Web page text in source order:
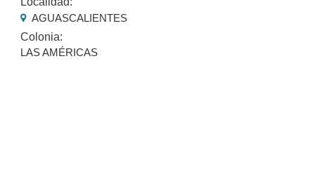
AGUASCALIENTES
Colonia:
LAS AMÉRICAS